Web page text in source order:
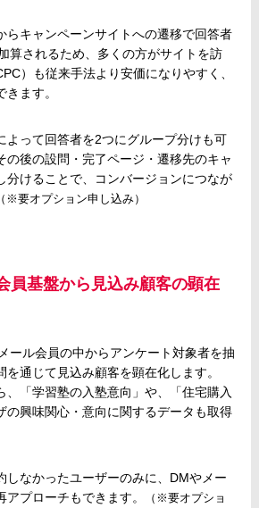
らキャンペーンサイトへの遷移で回答者
算されるため、多くの方がサイトを訪
）も従来手法より安価になりやすく、
ます。
よって回答者を2つにグループ分けも可
の後の設問・完了ページ・遷移先のキャ
分けることで、コンバージョンにつなが
（※要オプション申し込み）
員基盤から見込み顧客の顕在
ール会員の中からアンケート対象者を抽
通じて見込み顧客を顕在化します。
、「学習塾の入塾意向」や、「住宅購入
の興味関心・意向に関するデータも取得
しなかったユーザーのみに、DMやメー
プローチもできます。
（※要オプショ